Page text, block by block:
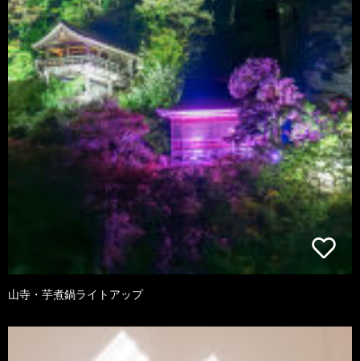
山寺・芋煮鍋ライトアップ